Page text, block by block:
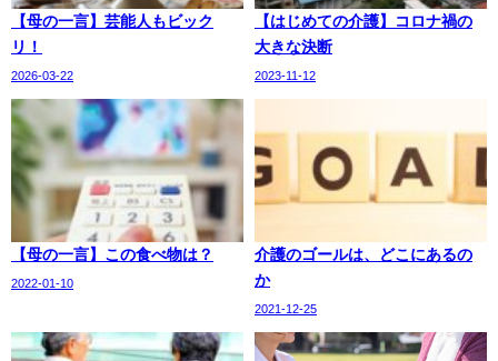
【母の一言】芸能人もビック
リ！
2026-03-22
【はじめての介護】コロナ禍の
大きな決断
2023-11-12
【母の一言】この食べ物は？
2022-01-10
介護のゴールは、どこにあるの
か
2021-12-25